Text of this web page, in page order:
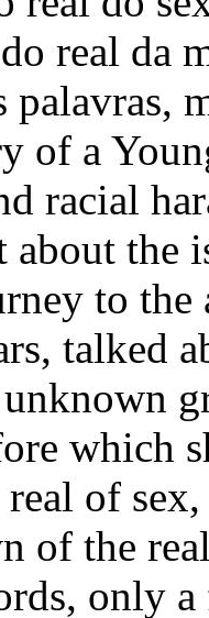
real da
palavras,
of a
racial
the
to the
talked
which
of
of the
only